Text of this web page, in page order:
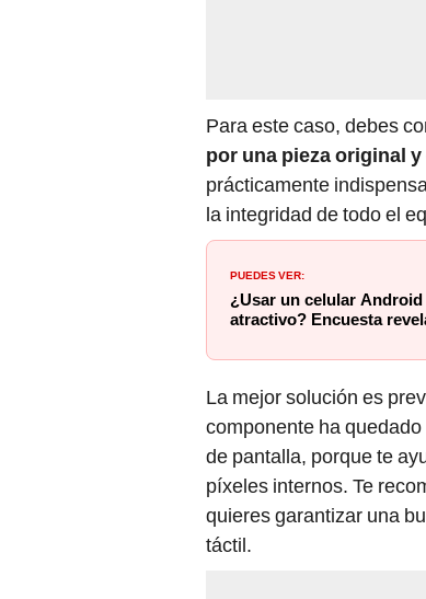
Para este caso, debes
por una pieza original
prácticamente
la integridad de todo el
PUEDES VER:
¿Usar un celular
atractivo? Encuesta
La mejor solución es
componente ha
de pantalla, porque te
píxeles internos. Te
quieres garantizar una
táctil.